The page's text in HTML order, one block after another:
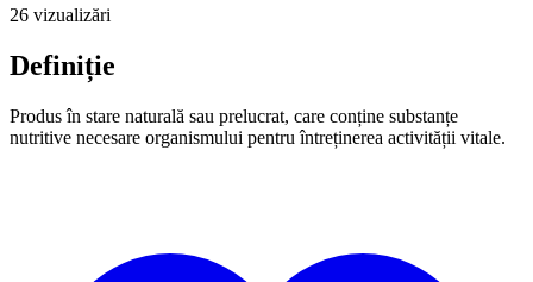
26 vizualizări
Definiție
Produs în stare naturală sau prelucrat, care conține substanțe
nutritive necesare organismului pentru întreținerea activității vitale.